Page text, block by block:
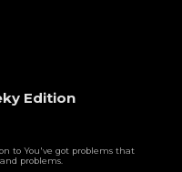
Edition
to You've got problems that
problems.